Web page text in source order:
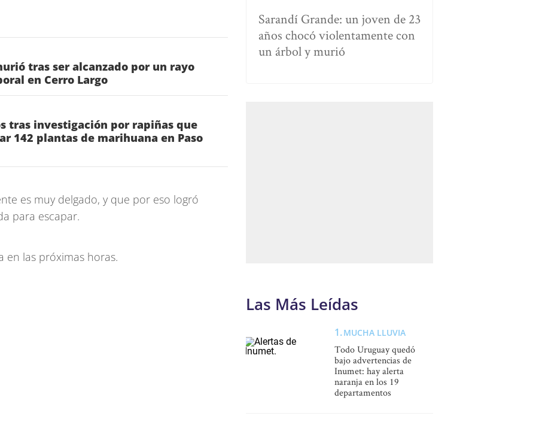
tras ser alcanzado por un rayo
en Cerro Largo
tras investigación por rapiñas que
142 plantas de marihuana en Paso
es muy delgado, y que por eso logró
para escapar.
en las próximas horas.
Sarandí Grande: un joven de 23
años chocó violentamente con
un árbol y murió
Las Más Leídas
MUCHA LLUVIA
Todo Uruguay quedó
bajo advertencias de
Inumet: hay alerta
naranja en los 19
departamentos